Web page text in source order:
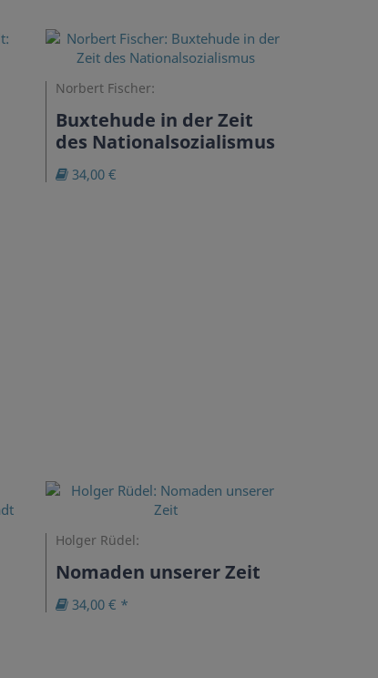
Norbert Fischer:
Buxtehude in der Zeit
des Nationalsozialismus
34,00 €
Holger Rüdel:
Nomaden unserer Zeit
34,00 € *